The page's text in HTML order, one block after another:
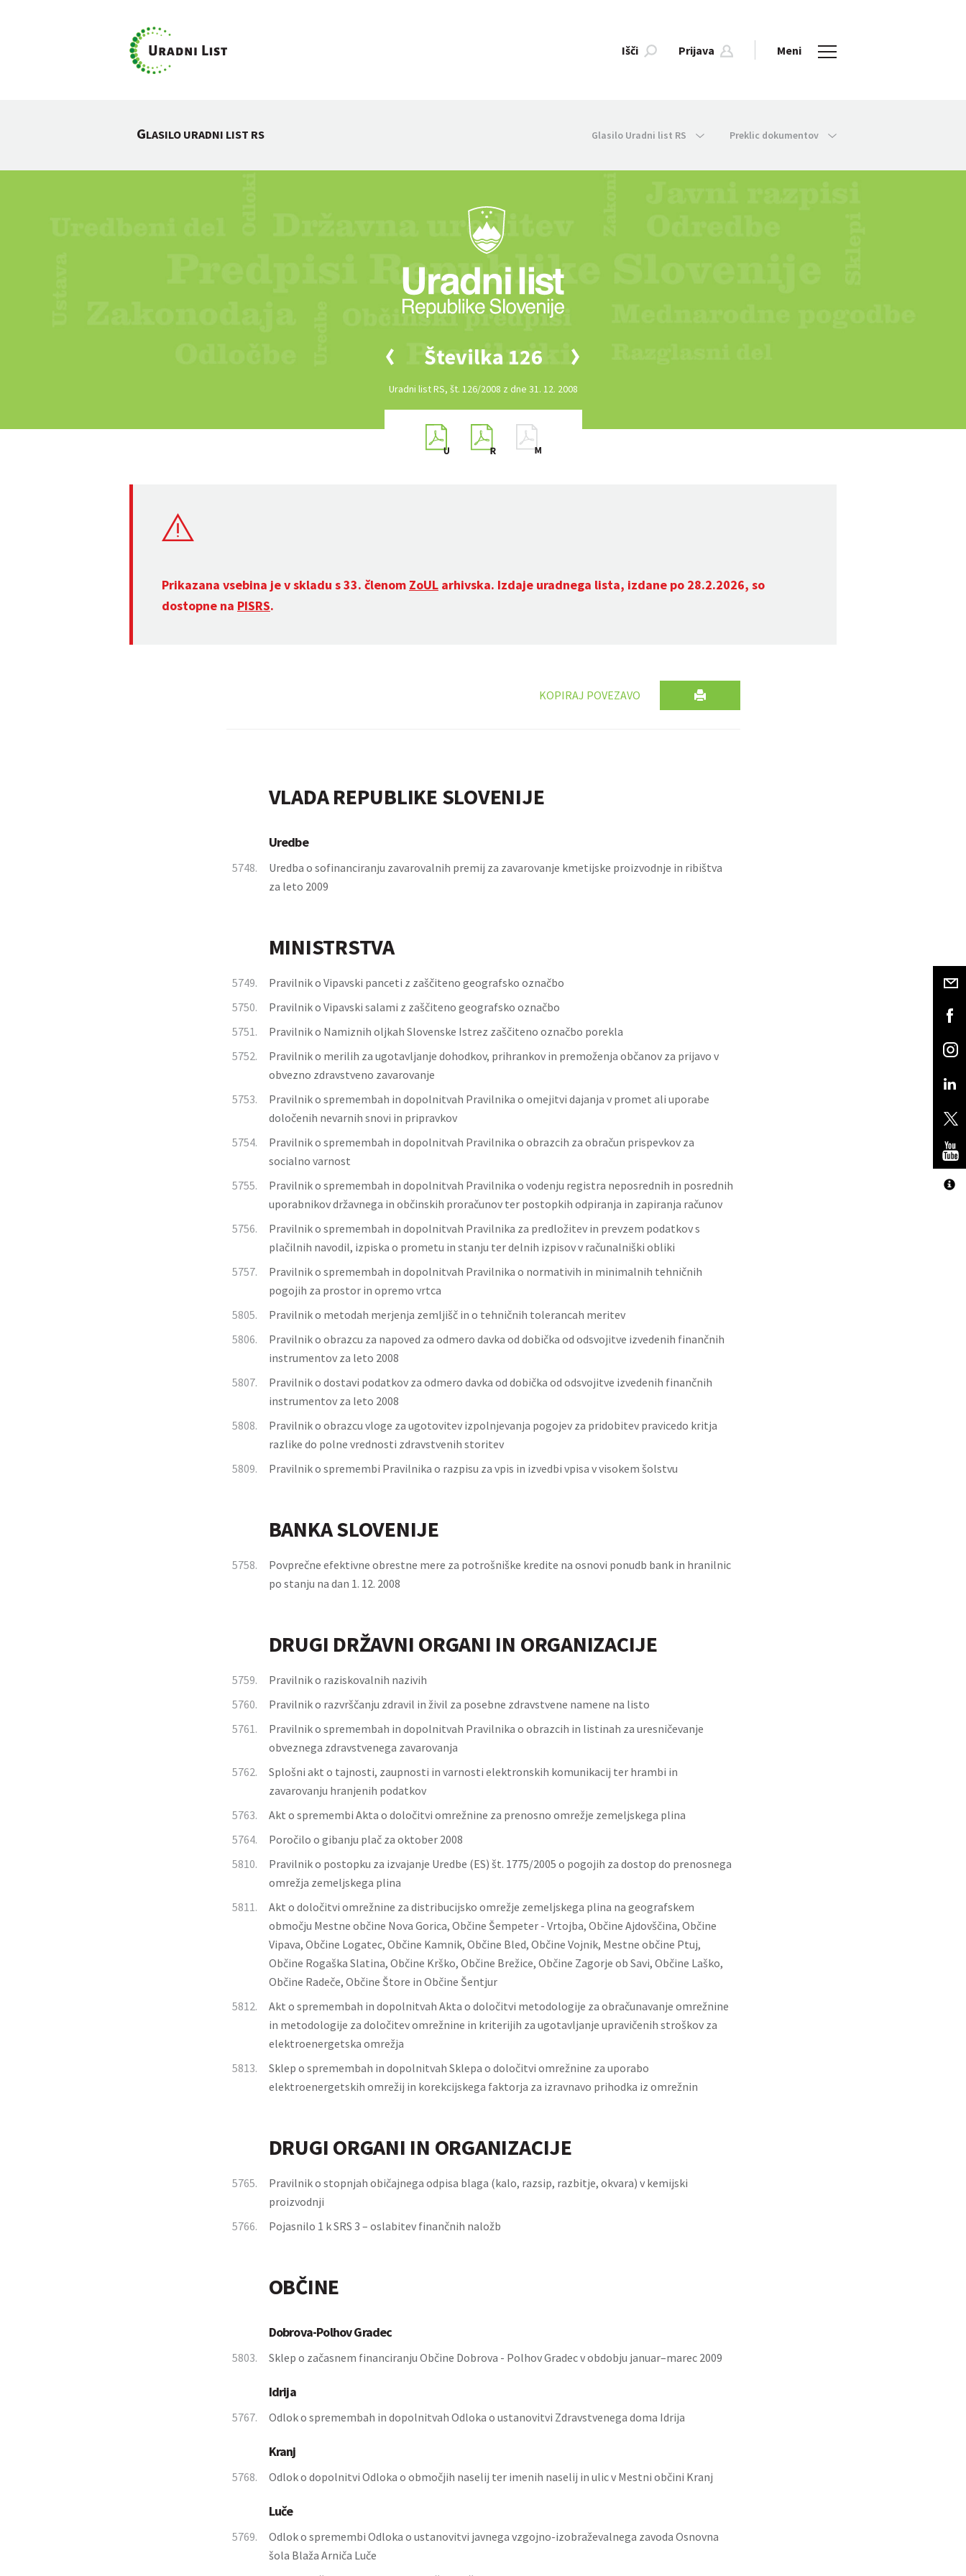
Išči Prijava Meni
GLASILO URADNI LIST RS Glasilo Uradni list RS Preklic dokumentov
Številka 126
Uradni list RS, št. 126/2008 z dne 31. 12. 2008
Prikazana vsebina je v skladu s 33. členom ZoUL arhivska. Izdaje uradnega lista, izdane po 28.2.2026, so
dostopne na PISRS.
KOPIRAJ POVEZAVO
VLADA REPUBLIKE SLOVENIJE
Uredbe
5748.
Uredba o sofinanciranju zavarovalnih premij za zavarovanje kmetijske proizvodnje in ribištva
za leto 2009
MINISTRSTVA
5749.
Pravilnik o Vipavski panceti z zaščiteno geografsko označbo
5750.
Pravilnik o Vipavski salami z zaščiteno geografsko označbo
5751.
Pravilnik o Namiznih oljkah Slovenske Istrez zaščiteno označbo porekla
5752.
Pravilnik o merilih za ugotavljanje dohodkov, prihrankov in premoženja občanov za prijavo v
obvezno zdravstveno zavarovanje
5753.
Pravilnik o spremembah in dopolnitvah Pravilnika o omejitvi dajanja v promet ali uporabe
določenih nevarnih snovi in pripravkov
5754.
Pravilnik o spremembah in dopolnitvah Pravilnika o obrazcih za obračun prispevkov za
socialno varnost
5755.
Pravilnik o spremembah in dopolnitvah Pravilnika o vodenju registra neposrednih in posrednih
uporabnikov državnega in občinskih proračunov ter postopkih odpiranja in zapiranja računov
5756.
Pravilnik o spremembah in dopolnitvah Pravilnika za predložitev in prevzem podatkov s
plačilnih navodil, izpiska o prometu in stanju ter delnih izpisov v računalniški obliki
5757.
Pravilnik o spremembah in dopolnitvah Pravilnika o normativih in minimalnih tehničnih
pogojih za prostor in opremo vrtca
5805.
Pravilnik o metodah merjenja zemljišč in o tehničnih tolerancah meritev
5806.
Pravilnik o obrazcu za napoved za odmero davka od dobička od odsvojitve izvedenih finančnih
instrumentov za leto 2008
5807.
Pravilnik o dostavi podatkov za odmero davka od dobička od odsvojitve izvedenih finančnih
instrumentov za leto 2008
5808.
Pravilnik o obrazcu vloge za ugotovitev izpolnjevanja pogojev za pridobitev pravicedo kritja
razlike do polne vrednosti zdravstvenih storitev
5809.
Pravilnik o spremembi Pravilnika o razpisu za vpis in izvedbi vpisa v visokem šolstvu
BANKA SLOVENIJE
5758.
Povprečne efektivne obrestne mere za potrošniške kredite na osnovi ponudb bank in hranilnic
po stanju na dan 1. 12. 2008
DRUGI DRŽAVNI ORGANI IN ORGANIZACIJE
5759.
Pravilnik o raziskovalnih nazivih
5760.
Pravilnik o razvrščanju zdravil in živil za posebne zdravstvene namene na listo
5761.
Pravilnik o spremembah in dopolnitvah Pravilnika o obrazcih in listinah za uresničevanje
obveznega zdravstvenega zavarovanja
5762.
Splošni akt o tajnosti, zaupnosti in varnosti elektronskih komunikacij ter hrambi in
zavarovanju hranjenih podatkov
5763.
Akt o spremembi Akta o določitvi omrežnine za prenosno omrežje zemeljskega plina
5764.
Poročilo o gibanju plač za oktober 2008
5810.
Pravilnik o postopku za izvajanje Uredbe (ES) št. 1775/2005 o pogojih za dostop do prenosnega
omrežja zemeljskega plina
5811.
Akt o določitvi omrežnine za distribucijsko omrežje zemeljskega plina na geografskem
območju Mestne občine Nova Gorica, Občine Šempeter - Vrtojba, Občine Ajdovščina, Občine
Vipava, Občine Logatec, Občine Kamnik, Občine Bled, Občine Vojnik, Mestne občine Ptuj,
Občine Rogaška Slatina, Občine Krško, Občine Brežice, Občine Zagorje ob Savi, Občine Laško,
Občine Radeče, Občine Štore in Občine Šentjur
5812.
Akt o spremembah in dopolnitvah Akta o določitvi metodologije za obračunavanje omrežnine
in metodologije za določitev omrežnine in kriterijih za ugotavljanje upravičenih stroškov za
elektroenergetska omrežja
5813.
Sklep o spremembah in dopolnitvah Sklepa o določitvi omrežnine za uporabo
elektroenergetskih omrežij in korekcijskega faktorja za izravnavo prihodka iz omrežnin
DRUGI ORGANI IN ORGANIZACIJE
5765.
Pravilnik o stopnjah običajnega odpisa blaga (kalo, razsip, razbitje, okvara) v kemijski
proizvodnji
5766.
Pojasnilo 1 k SRS 3 – oslabitev finančnih naložb
OBČINE
Dobrova-Polhov Gradec
5803. Sklep o začasnem financiranju Občine Dobrova - Polhov Gradec v obdobju januar–marec 2009
Idrija
5767. Odlok o spremembah in dopolnitvah Odloka o ustanovitvi Zdravstvenega doma Idrija
Kranj
5768. Odlok o dopolnitvi Odloka o območjih naselij ter imenih naselij in ulic v Mestni občini Kranj
Luče
5769.
Odlok o spremembi Odloka o ustanovitvi javnega vzgojno-izobraževalnega zavoda Osnovna
šola Blaža Arniča Luče